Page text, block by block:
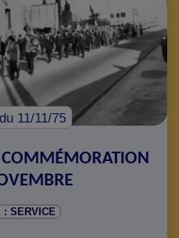
du 11/11/75
COMMÉMORATION
: SERVICE